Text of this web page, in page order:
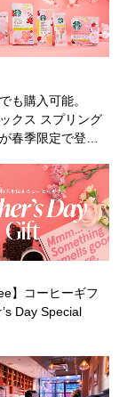
も購入可能。
ックス スプリング
春季限定で登…
】コーヒーギフ
Day Special